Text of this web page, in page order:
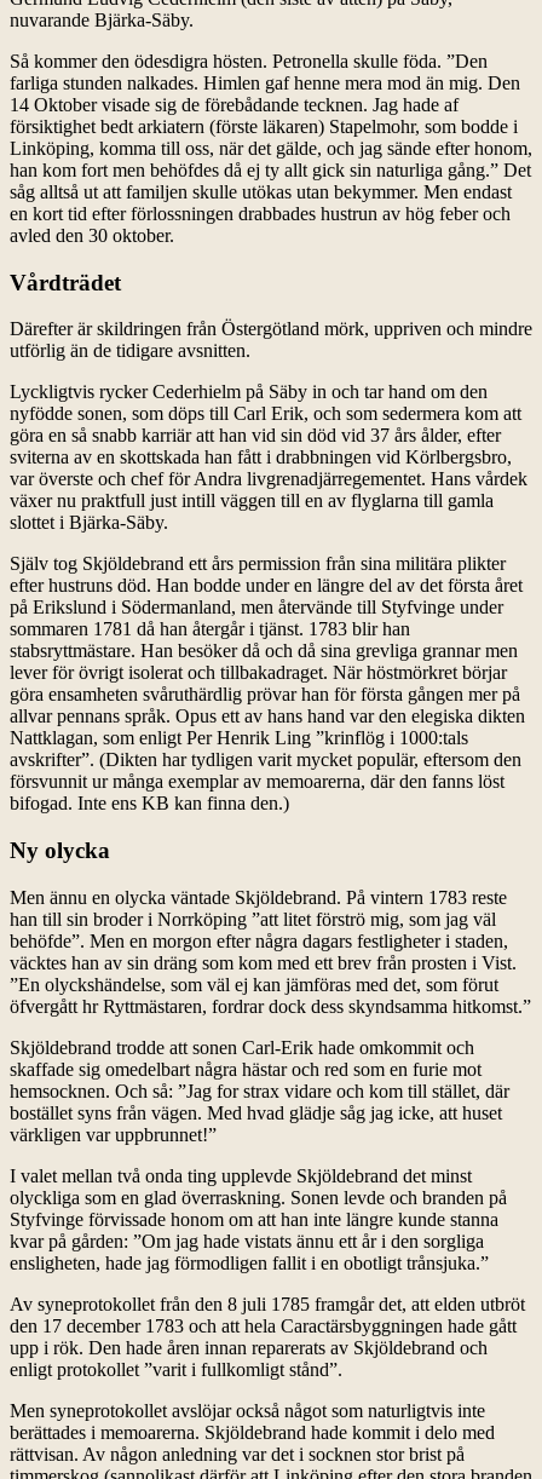
nuvarande Bjärka-Säby.
Så kommer den ödesdigra hösten. Petronella skulle föda. ”Den
farliga stunden nalkades. Himlen gaf henne mera mod än mig. Den
14 Oktober visade sig de förebådande tecknen. Jag hade af
försiktighet bedt arkiatern (förste läkaren) Stapelmohr, som bodde i
Linköping, komma till oss, när det gälde, och jag sände efter honom,
han kom fort men behöfdes då ej ty allt gick sin naturliga gång.” Det
såg alltså ut att familjen skulle utökas utan bekymmer. Men endast
en kort tid efter förlossningen drabbades hustrun av hög feber och
avled den 30 oktober.
Vårdträdet
Därefter är skildringen från Östergötland mörk, uppriven och mindre
utförlig än de tidigare avsnitten.
Lyckligtvis rycker Cederhielm på Säby in och tar hand om den
nyfödde sonen, som döps till Carl Erik, och som sedermera kom att
göra en så snabb karriär att han vid sin död vid 37 års ålder, efter
sviterna av en skottskada han fått i drabbningen vid Körlbergsbro,
var överste och chef för Andra livgrenadjärregementet. Hans vårdek
växer nu praktfull just intill väggen till en av flyglarna till gamla
slottet i Bjärka-Säby.
Själv tog Skjöldebrand ett års permission från sina militära plikter
efter hustruns död. Han bodde under en längre del av det första året
på Erikslund i Södermanland, men återvände till Styfvinge under
sommaren 1781 då han återgår i tjänst. 1783 blir han
stabsryttmästare. Han besöker då och då sina grevliga grannar men
lever för övrigt isolerat och tillbakadraget. När höstmörkret börjar
göra ensamheten svåruthärdlig prövar han för första gången mer på
allvar pennans språk. Opus ett av hans hand var den elegiska dikten
Nattklagan, som enligt Per Henrik Ling ”krinflög i 1000:tals
avskrifter”. (Dikten har tydligen varit mycket populär, eftersom den
försvunnit ur många exemplar av memoarerna, där den fanns löst
bifogad. Inte ens KB kan finna den.)
Ny olycka
Men ännu en olycka väntade Skjöldebrand. På vintern 1783 reste
han till sin broder i Norrköping ”att litet förströ mig, som jag väl
behöfde”. Men en morgon efter några dagars festligheter i staden,
väcktes han av sin dräng som kom med ett brev från prosten i Vist.
”En olyckshändelse, som väl ej kan jämföras med det, som förut
öfvergått hr Ryttmästaren, fordrar dock dess skyndsamma hitkomst.”
Skjöldebrand trodde att sonen Carl-Erik hade omkommit och
skaffade sig omedelbart några hästar och red som en furie mot
hemsocknen. Och så: ”Jag for strax vidare och kom till stället, där
bostället syns från vägen. Med hvad glädje såg jag icke, att huset
värkligen var uppbrunnet!”
I valet mellan två onda ting upplevde Skjöldebrand det minst
olyckliga som en glad överraskning. Sonen levde och branden på
Styfvinge förvissade honom om att han inte längre kunde stanna
kvar på gården: ”Om jag hade vistats ännu ett år i den sorgliga
ensligheten, hade jag förmodligen fallit i en obotligt trånsjuka.”
Av syneprotokollet från den 8 juli 1785 framgår det, att elden utbröt
den 17 december 1783 och att hela Caractärsbyggningen hade gått
upp i rök. Den hade åren innan reparerats av Skjöldebrand och
enligt protokollet ”varit i fullkomligt stånd”.
Men syneprotokollet avslöjar också något som naturligtvis inte
berättades i memoarerna. Skjöldebrand hade kommit i delo med
rättvisan. Av någon anledning var det i socknen stor brist på